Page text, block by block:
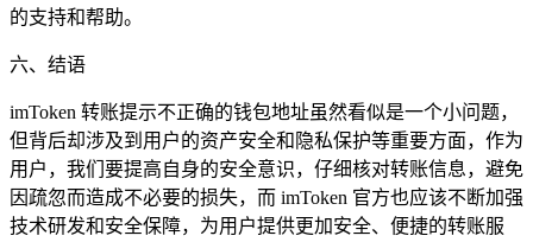
的支持和帮助。
六、结语
imToken 转账提示不正确的钱包地址虽然看似是一个小问题，
但背后却涉及到用户的资产安全和隐私保护等重要方面，作为
用户，我们要提高自身的安全意识，仔细核对转账信息，避免
因疏忽而造成不必要的损失，而 imToken 官方也应该不断加强
技术研发和安全保障，为用户提供更加安全、便捷的转账服